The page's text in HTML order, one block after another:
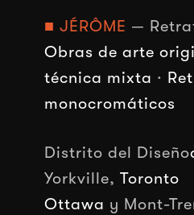
■ JÉRÔME —
Obras de arte
técnica mixta ·
monocromáticos
Distrito del Diseño
Yorkville, Toronto
Ottawa y Mont-